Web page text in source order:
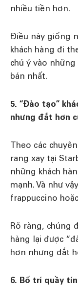
nhiều tiền hơn.
Điều này giống
khách hàng đi
chú ý vào
bán nhất.
5. “Đào tạo”
nhưng đắt hơn
Theo các
rang xay tại
những khách
mạnh. Và như
frappuccino
Rõ ràng, chúng
hàng lại được
hơn nhưng đắt
6. Bố trí quầy